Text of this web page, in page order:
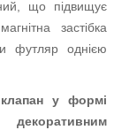
що підвищує
застібка
футляр однією
клапан у формі
декоративним